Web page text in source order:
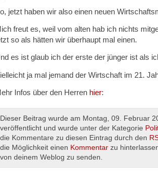
jetzt haben wir also einen neuen
freut es, weil vom alten hab ich nichts
so als hätten wir überhaupt mal einen.
es ist glaub ich der erste der jünger ist als
ja mal jemand der Wirtschaft im 21.
Infos über den Herren hier:
Dieser Beitrag wurde am Montag, 09. Februar
veröffentlicht und wurde unter der Kategorie
die Kommentare zu diesen Eintrag durch den
die Möglichkeit einen Kommentar zu
von deinem Weblog zu senden.